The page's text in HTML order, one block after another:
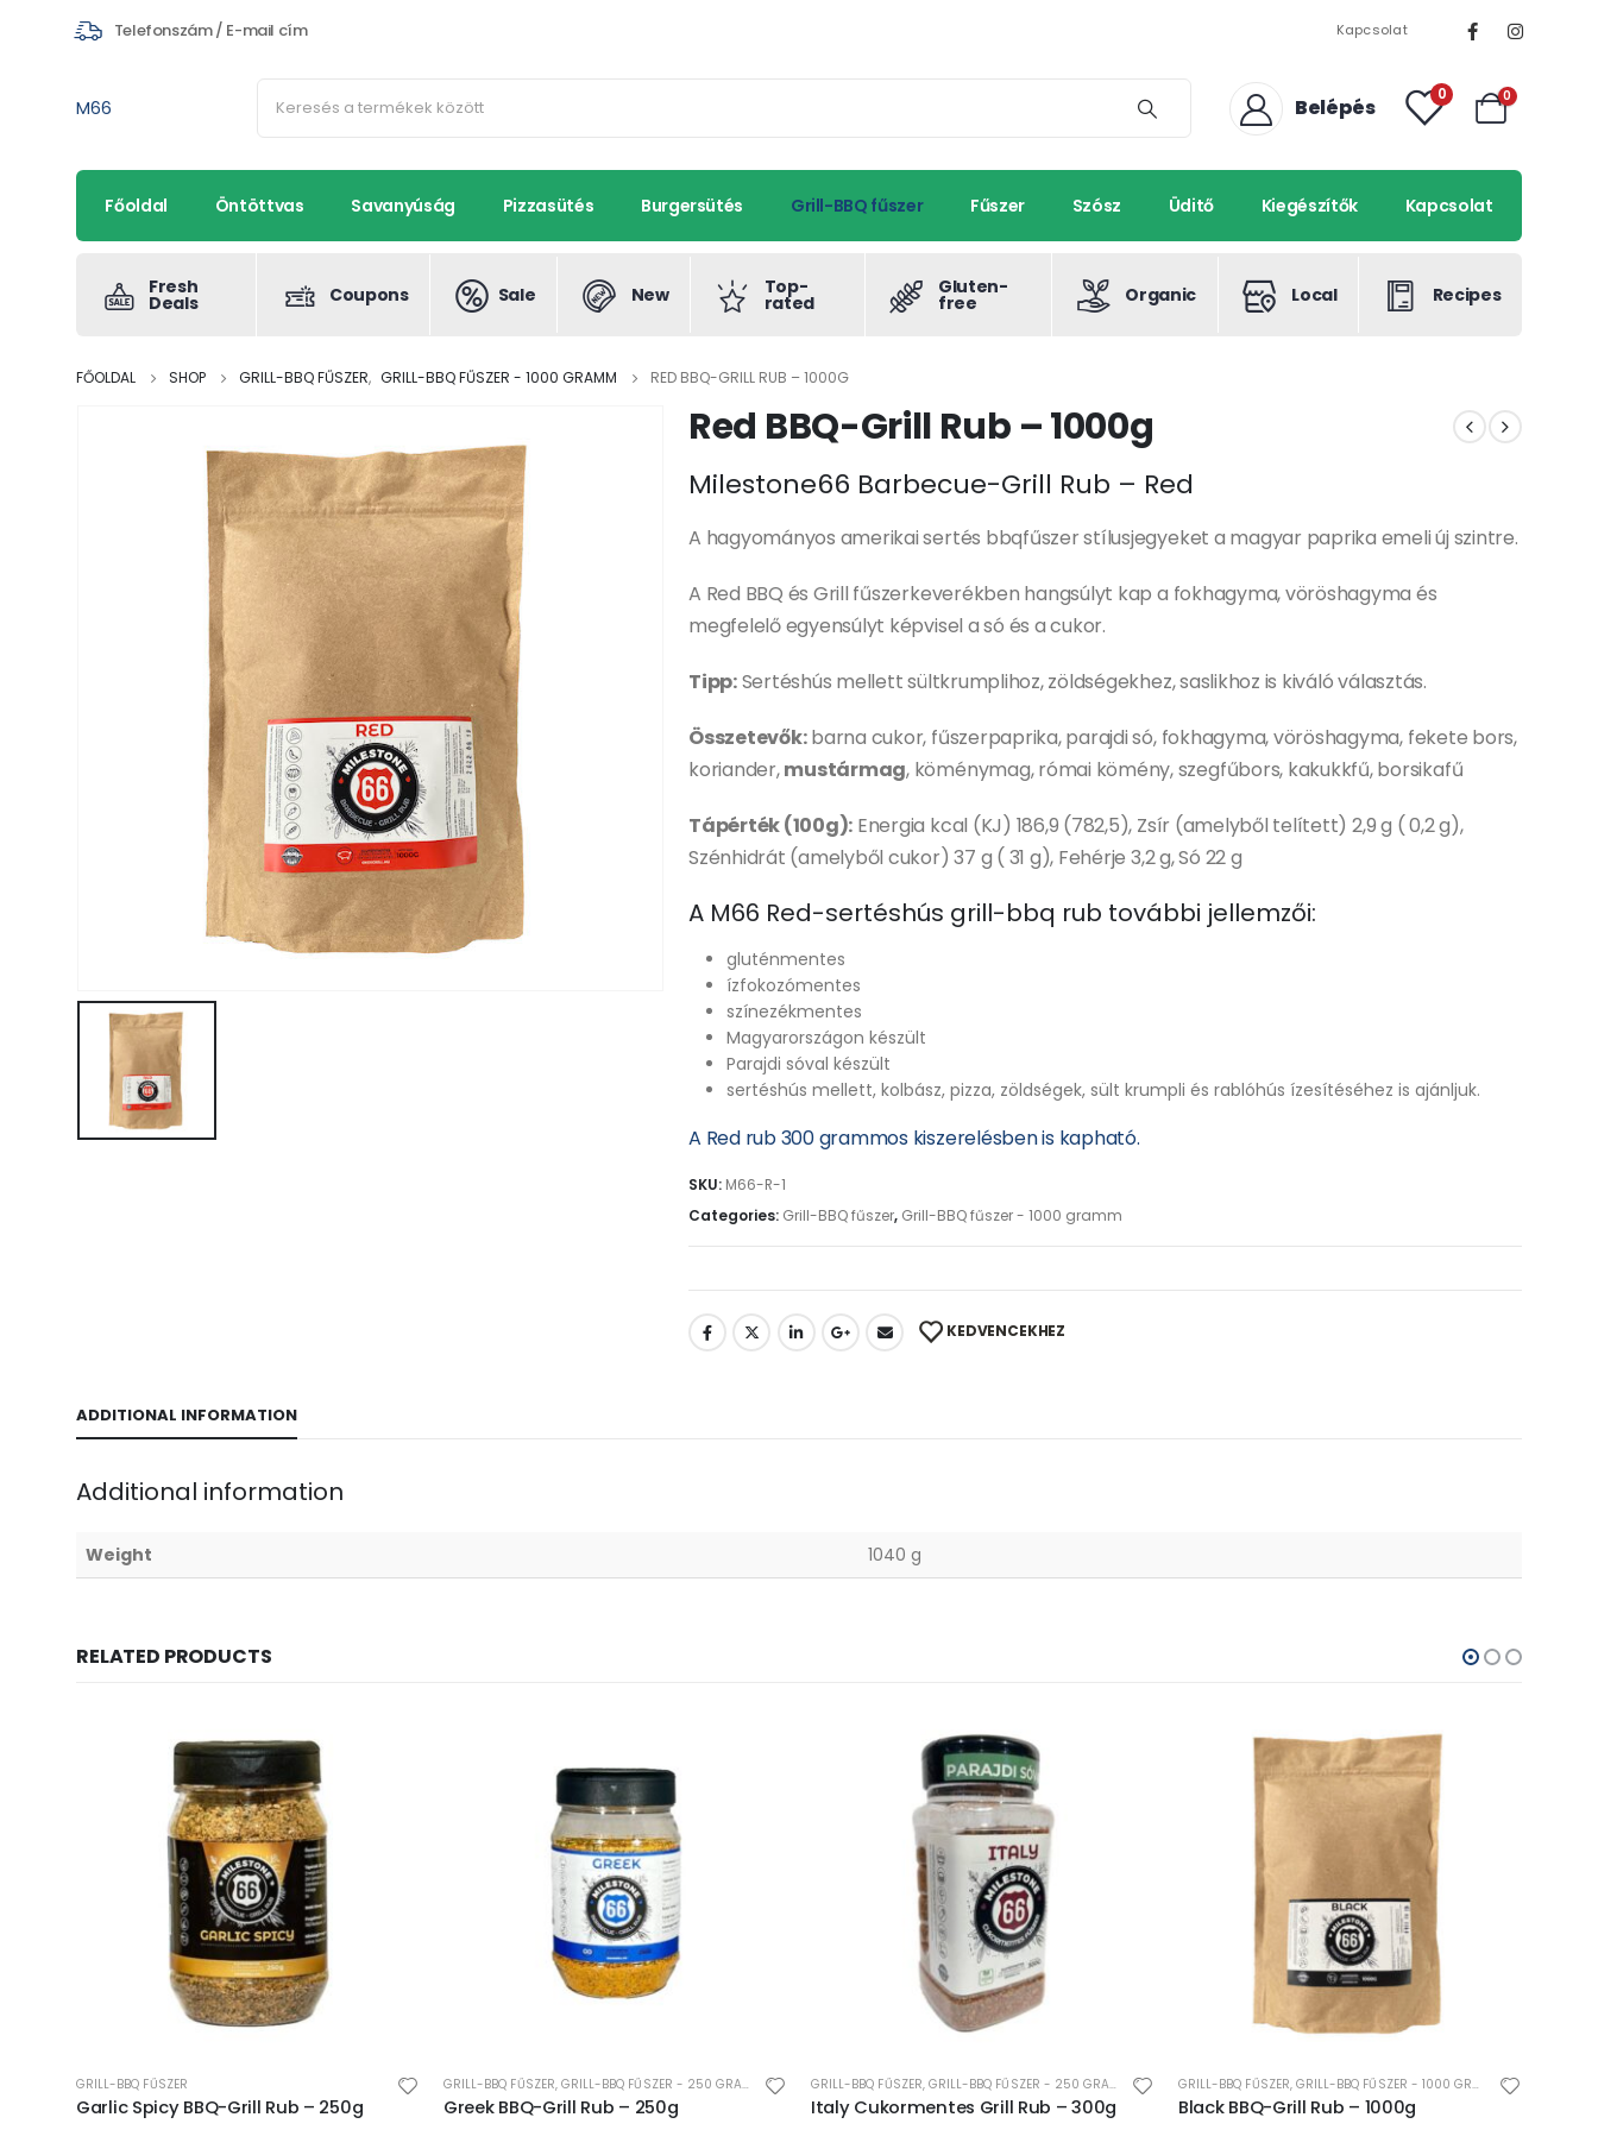
Telefonszám / E-mail cím Kapcsolat
M66 Belépés 0 0
Főoldal Öntöttvas Savanyúság Pizzasütés Burgersütés Grill-BBQ fűszer Fűszer Szósz Üditő Kiegészítők Kapcsolat
Fresh
Deals Coupons Sale New Top-
rated
Gluten-
free Organic Local Recipes
FŐOLDAL SHOP GRILL-BBQ FŰSZER, GRILL-BBQ FŰSZER - 1000 GRAMM RED BBQ-GRILL RUB – 1000G
Red BBQ-Grill Rub – 1000g
Milestone66 Barbecue-Grill Rub – Red
A hagyományos amerikai sertés bbqfűszer stílusjegyeket a magyar paprika emeli új szintre.
A Red BBQ és Grill fűszerkeverékben hangsúlyt kap a fokhagyma, vöröshagyma és
megfelelő egyensúlyt képvisel a só és a cukor.
Tipp:Sertéshús mellett sültkrumplihoz, zöldségekhez, saslikhoz is kiváló választás.
Összetevők:barna cukor, fűszerpaprika, parajdi só, fokhagyma, vöröshagyma, fekete bors,
koriander,mustármag, köménymag, római kömény, szegfűbors, kakukkfű, borsikafű
Tápérték (100g): Energia kcal (KJ) 186,9 (782,5), Zsír (amelyből telített) 2,9 g ( 0,2 g),
Szénhidrát (amelyből cukor) 37 g ( 31 g), Fehérje 3,2 g, Só 22 g
A M66 Red-sertéshús grill-bbq rub további jellemzői:
gluténmentes
ízfokozómentes
színezékmentes
Magyarországon készült
Parajdi sóval készült
sertéshús mellett, kolbász, pizza, zöldségek, sült krumpli és rablóhús ízesítéséhez is ajánljuk.
A Red rub 300 grammos kiszerelésben is kapható.
SKU: M66-R-1
Categories: Grill-BBQ fűszer, Grill-BBQ fűszer - 1000 gramm
KEDVENCEKHEZ
ADDITIONAL INFORMATION
Additional information
Weight 1040 g
RELATED PRODUCTS
GRILL-BBQ FŰSZER
Garlic Spicy BBQ-Grill Rub – 250g
GRILL-BBQ FŰSZER, GRILL-BBQ FŰSZER - 250 GRAMM
Greek BBQ-Grill Rub – 250g
GRILL-BBQ FŰSZER, GRILL-BBQ FŰSZER - 250 GRAMM
Italy Cukormentes Grill Rub – 300g
GRILL-BBQ FŰSZER, GRILL-BBQ FŰSZER - 1000 GRAMM
Black BBQ-Grill Rub – 1000g